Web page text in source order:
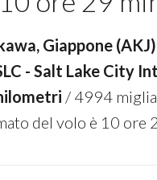
Giappone (AKJ)
- Salt Lake City
/ 4994 miglia
del volo è 10 ore